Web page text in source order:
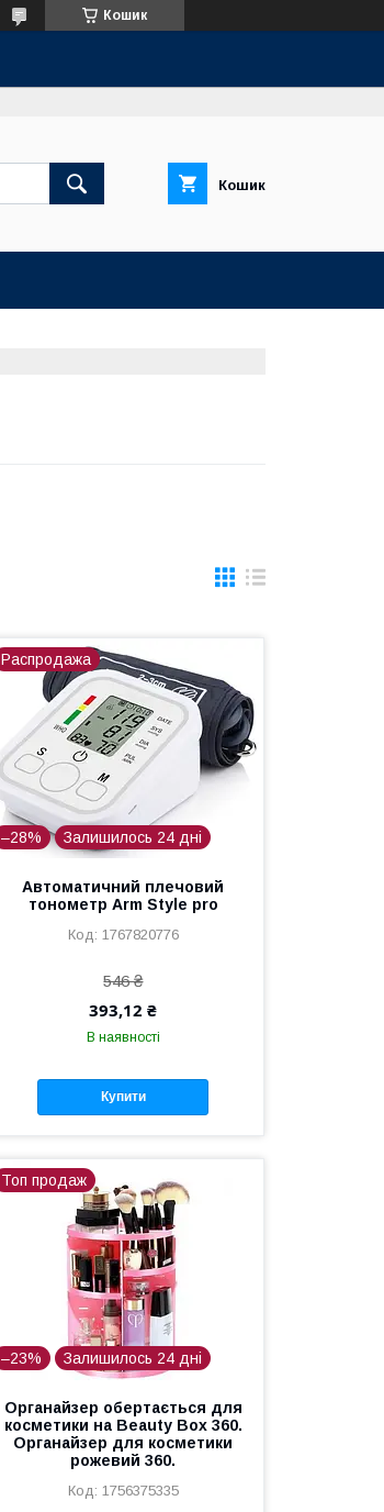
Кошик
Кошик
Распродажа
–28% Залишилось 24 дні
Автоматичний плечовий
тонометр Arm Style pro
1767820776
546 ₴
393,12 ₴
В наявності
Купити
Топ продаж
–23% Залишилось 24 дні
Органайзер обертається для
косметики на Beauty Box 360.
Органайзер для косметики
рожевий 360.
1756375335